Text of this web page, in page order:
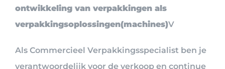
ontwikkeling van verpakkingen als
verpakkingsoplossingen(machines)V
Als Commercieel Verpakkingsspecialist ben je
verantwoordelijk voor de verkoop en continue